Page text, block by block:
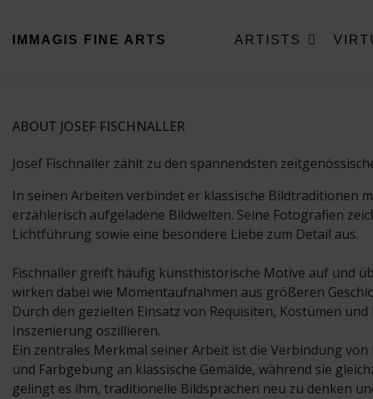
IMMAGIS FINE ARTS ARTISTS
ABOUT JOSEF FISCHNALLER
Josef Fischnaller zählt zu den spannendsten
In seinen Arbeiten verbindet er klassische Bildtraditionen
erzählerisch aufgeladene Bildwelten. Seine Fotografien
Lichtführung sowie eine besondere Liebe zum Detail aus.
Fischnaller greift häufig kunsthistorische Motive auf und
wirken dabei wie Momentaufnahmen aus größeren
Durch den gezielten Einsatz von Requisiten, Kostümen
Inszenierung oszillieren.
Ein zentrales Merkmal seiner Arbeit ist die Verbindung
und Farbgebung an klassische Gemälde, während sie
gelingt es ihm, traditionelle Bildsprachen neu zu denken